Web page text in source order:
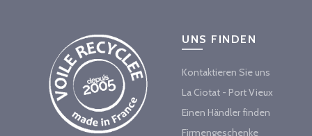
UNS FINDEN
Kontaktieren Sie uns
La Ciotat - Port Vieux
Einen Händler finden
Firmengeschenke